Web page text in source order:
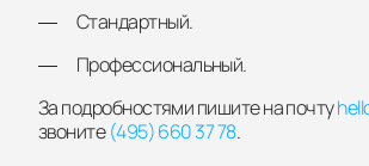
Стандартный.
Профессиональный.
За подробностями пишите на почту
звоните(495) 660 37 78.